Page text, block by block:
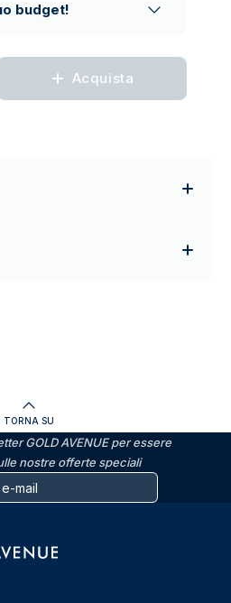
budget!
Acquista
TORNA SU
GOLD AVENUE per essere
nostre offerte speciali